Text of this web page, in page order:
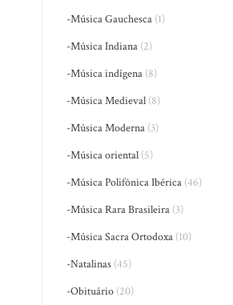
-Música Gauchesca (1)
-Música Indiana (2)
-Música indígena (8)
-Música Medieval (8)
-Música Moderna (3)
-Música oriental (5)
-Música Polifônica Ibérica (46)
-Música Rara Brasileira (3)
-Música Sacra Ortodoxa (10)
-Natalinas (45)
-Obituário (20)